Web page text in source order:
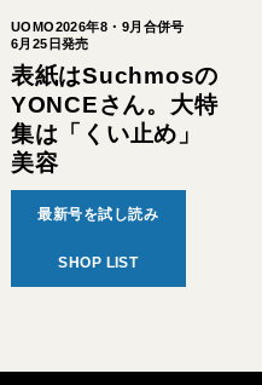
UOMO2026年8・9月合併号
6月25日発売
表紙はSuchmosの
YONCEさん。大特
集は「くい止め」
美容
最新号を試し読み
SHOP LIST